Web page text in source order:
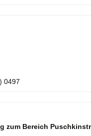
0497
zum Bereich